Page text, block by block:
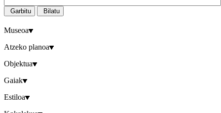
Garbitu Bilatu
Museoa
Atzeko planoa
Objektua
Gaiak
Estiloa